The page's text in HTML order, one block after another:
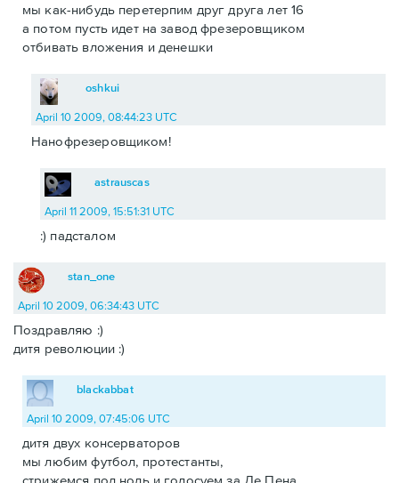
мы как-нибудь перетерпим друг друга лет 16
а потом пусть идет на завод фрезеровщиком
отбивать вложения и денешки
oshkui
April 10 2009, 08:44:23 UTC
Нанофрезеровщиком!
astrauscas
April 11 2009, 15:51:31 UTC
:) падсталом
stan_one
April 10 2009, 06:34:43 UTC
Поздравляю :)
дитя революции :)
blackabbat
April 10 2009, 07:45:06 UTC
дитя двух консерваторов
мы любим футбол, протестанты,